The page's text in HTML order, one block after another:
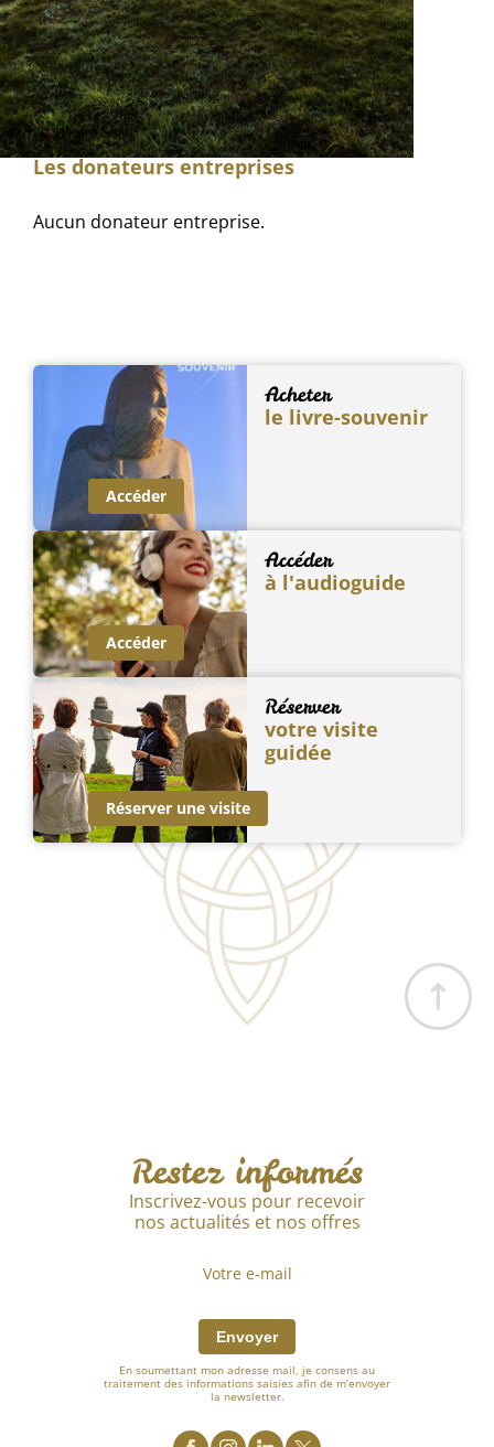
Les donateurs particuliers
Aucun donateur particulier.
Les donateurs entreprises
Aucun donateur entreprise.
Acheter
le livre-souvenir
Accéder
Accéder
à l'audioguide
Accéder
Réserver
votre visite
guidée
Réserver une visite
Restez informés
Inscrivez-vous pour recevoir
nos actualités et nos offres
Envoyer
En soumettant mon adresse mail, je consens au
traitement des informations saisies afin de m’envoyer
la newsletter.